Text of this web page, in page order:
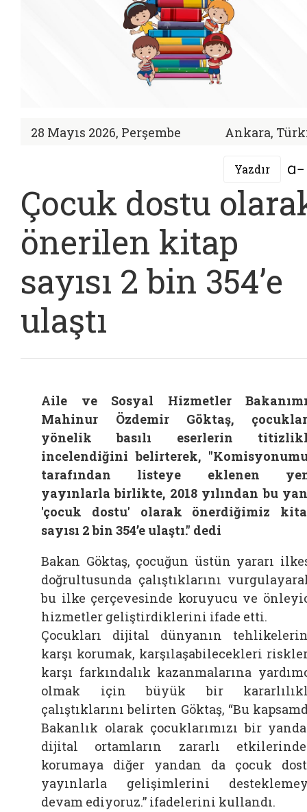
28 Mayıs 2026, Perşembe Ankara,
Yazdır
Çocuk dostu
önerilen kitap
sayısı 2 bin 354’e
ulaştı
Aile ve Sosyal Hizmetler
Mahinur Özdemir Göktaş,
yönelik basılı eserlerin
incelendiğini belirterek,
tarafından listeye eklenen
yayınlarla birlikte, 2018 yılından bu
'çocuk dostu' olarak önerdiğimiz
sayısı 2 bin 354’e ulaştı." dedi
Bakan Göktaş, çocuğun üstün yararı
doğrultusunda çalıştıklarını
bu ilke çerçevesinde koruyucu ve
hizmetler geliştirdiklerini ifade etti.
Çocukları dijital dünyanın
karşı korumak, karşılaşabilecekleri
karşı farkındalık kazanmalarına
olmak için büyük bir
çalıştıklarını belirten Göktaş, “Bu
Bakanlık olarak çocuklarımızı bir
dijital ortamların zararlı
korumaya diğer yandan da çocuk
yayınlarla gelişimlerini
devam ediyoruz.” ifadelerini kullandı.